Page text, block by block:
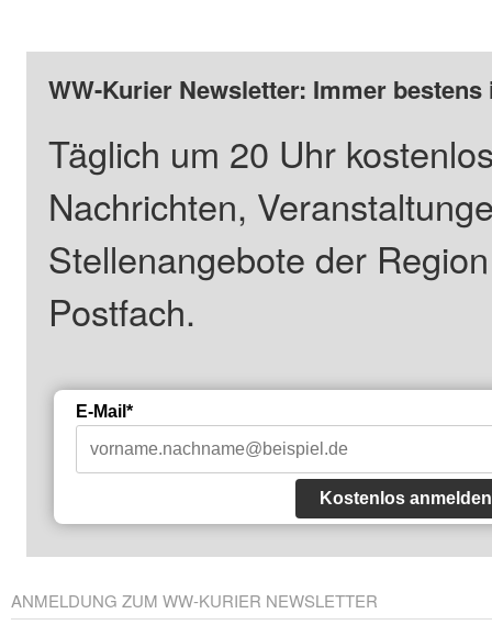
WW-Kurier Newsletter: Immer
Täglich um 20 Uhr
Nachrichten,
Stellenangebote der
Postfach.
E-Mail*
Kostenlos anmelden
ANMELDUNG ZUM WW-KURIER NEWSLETTER